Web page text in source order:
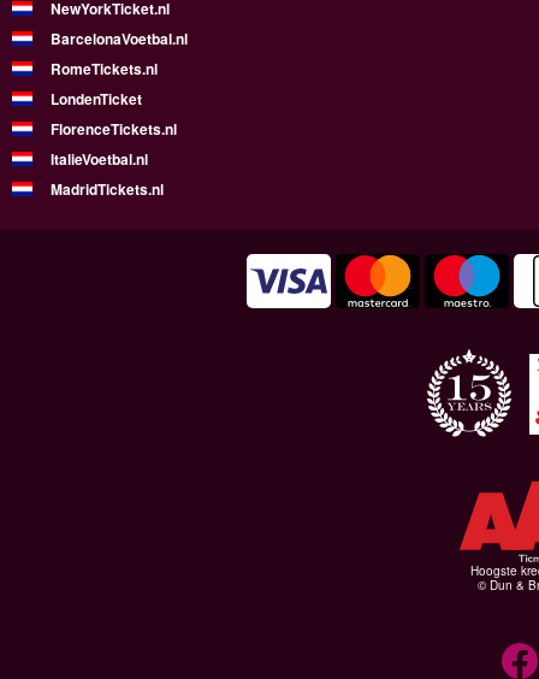
NewYorkTicket.nl
BarcelonaVoetbal.nl
RomeTickets.nl
LondenTicket
FlorenceTickets.nl
ItalieVoetbal.nl
MadridTickets.nl
Hoogste
© Dun &